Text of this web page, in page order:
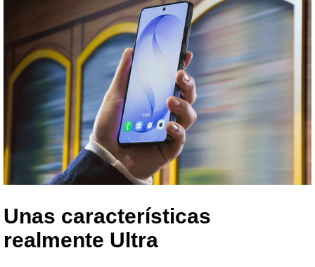
Unas características
realmente Ultra